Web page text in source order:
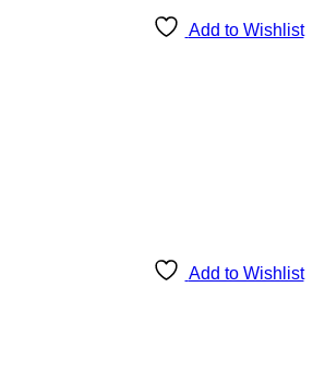
Add to Wishlist
Add to Wishlist